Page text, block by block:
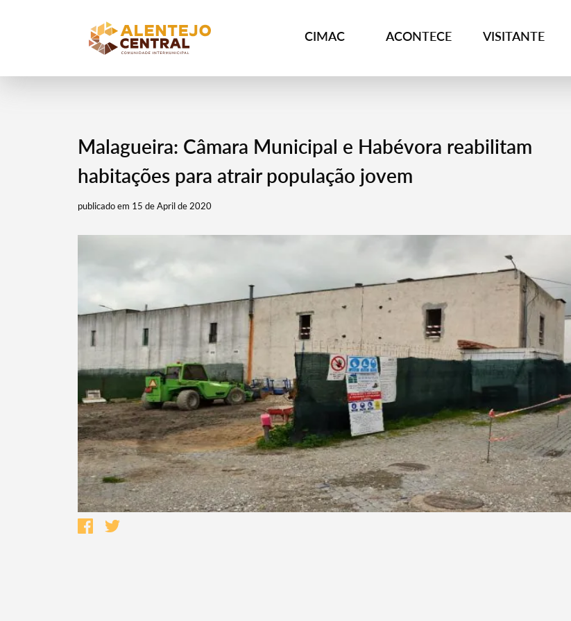
CIMAC ACONTECE VISITANTE
Termo de Pesquisa
Categorias gerais
Filtros
Malagueira: Câmara Municipal e Habévora reabilitam
habitações para atrair população jovem
publicado em 15 de April de 2020